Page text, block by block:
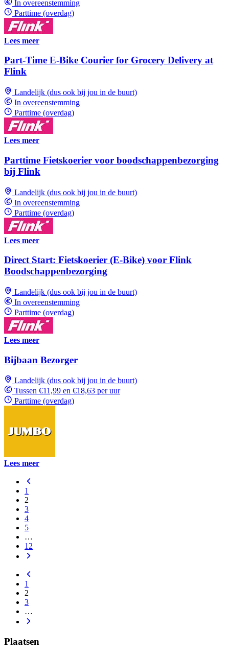
In overeenstemming
Parttime (overdag)
Lees meer
Part-Time E-Bike Courier for Grocery Delivery at
Flink
Landelijk (dus ook bij jou in de buurt)
In overeenstemming
Parttime (overdag)
Lees meer
Parttime Fietskoerier voor boodschappenbezorging
bij Flink
Landelijk (dus ook bij jou in de buurt)
In overeenstemming
Parttime (overdag)
Lees meer
Direct Start: Fietskoerier (E-Bike) voor Flink
Boodschappenbezorging
Landelijk (dus ook bij jou in de buurt)
In overeenstemming
Parttime (overdag)
Lees meer
Bijbaan Bezorger
Landelijk (dus ook bij jou in de buurt)
Tussen €11,99 en €18,63 per uur
Parttime (overdag)
Lees meer
1
2
3
4
5
…
12
1
2
3
…
Plaatsen